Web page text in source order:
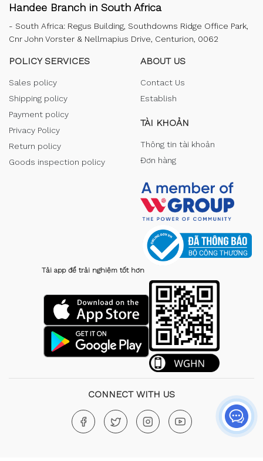
Handee Branch in South Africa
- South Africa: Regus Building, Southdowns Ridge Office Park,
Cnr John Vorster & Nellmapius Drive, Centurion, 0062
POLICY SERVICES
Sales policy
Shipping policy
Payment policy
Privacy Policy
Return policy
Goods inspection policy
ABOUT US
Contact Us
Establish
TÀI KHOẢN
Thông tin tài khoản
Đơn hàng
Tải app để trải nghiệm tốt hơn
CONNECT WITH US